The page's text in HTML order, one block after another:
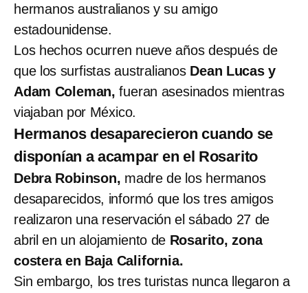
hermanos australianos y su amigo
estadounidense.
Los hechos ocurren nueve años después de
que los surfistas australianosDean Lucas y
Adam Coleman, fueran asesinados mientras
viajaban por México.
Hermanos desaparecieron cuando se
disponían a acampar en el Rosarito
Debra Robinson, madre de los hermanos
desaparecidos, informó que los tres amigos
realizaron una reservación el sábado 27 de
abril en un alojamiento de Rosarito, zona
costera en Baja California.
Sin embargo, los tres turistas nunca llegaron a